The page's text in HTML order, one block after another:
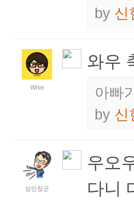
by 신
Wise
와우
아빠
by 신
성민장군
우오
다니